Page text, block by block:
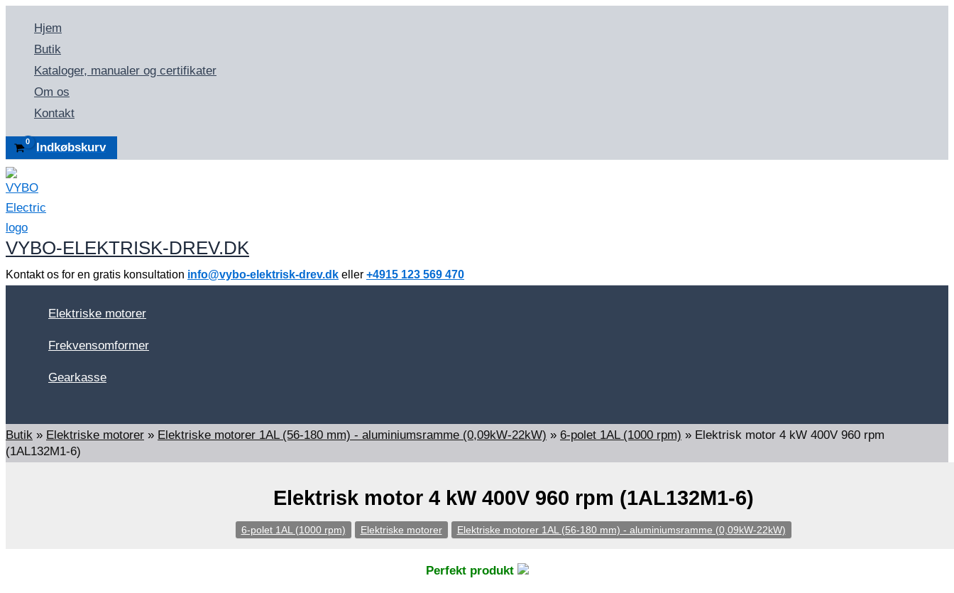
indholdet
Hjem
Butik
Kataloger, manualer og certifikater
Om os
Kontakt
Indkøbskurv
VYBO-ELEKTRISK-DREV.DK
Kontakt os for en gratis konsultation info@vybo-elektrisk-drev.dk eller +4915 123 569 470
Elektriske motorer
Frekvensomformer
Gearkasse
Butik » Elektriske motorer » Elektriske motorer 1AL (56-180 mm) - aluminiumsramme (0,09kW-22kW) » 6-polet 1AL (1000 rpm) » Elektrisk motor 4 kW 400V 960 rpm
(1AL132M1-6)
Elektrisk motor 4 kW 400V 960 rpm (1AL132M1-6)
6-polet 1AL (1000 rpm) Elektriske motorer Elektriske motorer 1AL (56-180 mm) - aluminiumsramme (0,09kW-22kW)
Perfekt produkt